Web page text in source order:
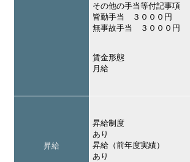
その他の手当等付記事項
皆勤手当 ３０００円
無事故手当 ３０００円
賃金形態
月給
昇給
昇給制度
あり
昇給（前年度実績）
あり